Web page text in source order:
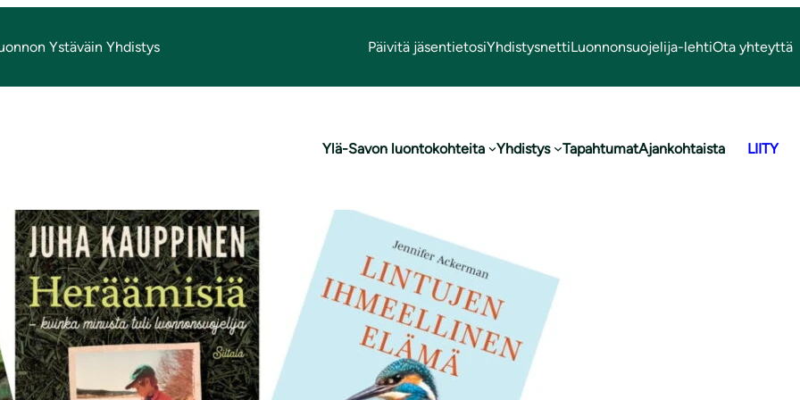
Ystäväin Yhdistys Päivitä jäsentietosiYhdistysnettiLuonnonsuojelija-lehtiOta yhteyttä
Ylä-Savon luontokohteita Yhdistys TapahtumatAjankohtaista LIITY